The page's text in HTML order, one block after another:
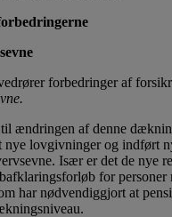
forbedringer af
til ændringen af denne
nye lovgivninger og indført
Især er det de nye
for personer
har nødvendiggjort at